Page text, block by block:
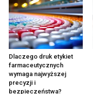
Dlaczego druk etykiet
farmaceutycznych
wymaga najwyższej
precyzji i
bezpieczeństwa?